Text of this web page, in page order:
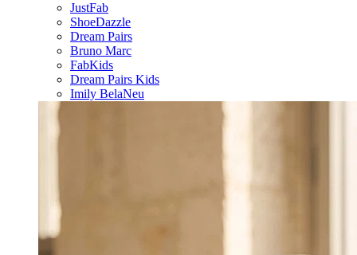
JustFab
ShoeDazzle
Dream Pairs
Bruno Marc
FabKids
Dream Pairs Kids
Imily BelaNeu